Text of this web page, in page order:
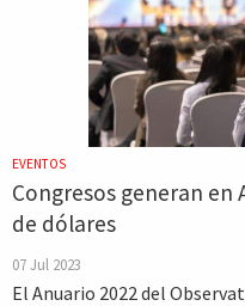
EVENTOS
Congresos generan en
de dólares
07 Jul 2023
El Anuario 2022 del